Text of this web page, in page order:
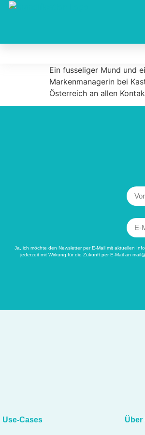
Ein fusseliger Mund und
Markenmanagerin bei
Österreich an allen
Ja, ich möchte den Newsletter per E-Mail mit aktuellen
jederzeit mit Wirkung für die Zukunft per E-Mail an
Use-Cases Über